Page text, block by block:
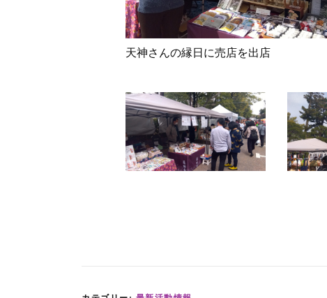
天神さんの縁日に売店を出店